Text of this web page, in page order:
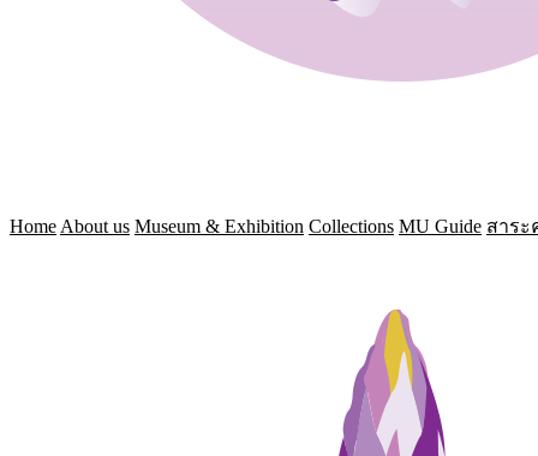
Home About us Museum & Exhibition Collections MU Guide สาระ